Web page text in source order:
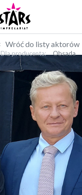
Dla producenta Obsada
Wróć do listy aktorów